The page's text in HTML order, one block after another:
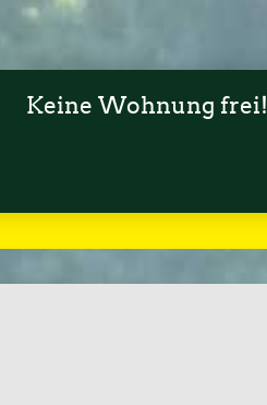
Keine Wohnung frei!